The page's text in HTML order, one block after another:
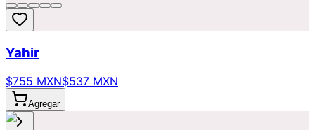
Yahir
$755 MXN$537 MXN
Agregar